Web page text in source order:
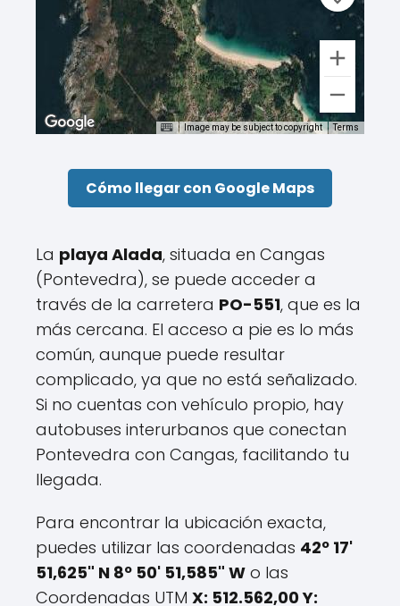
Image may be subject to copyright Terms
Cómo llegar con Google Maps
La playa Alada, situada en Cangas
(Pontevedra), se puede acceder a
través de la carretera PO-551, que es la
más cercana. El acceso a pie es lo más
común, aunque puede resultar
complicado, ya que no está señalizado.
Si no cuentas con vehículo propio, hay
autobuses interurbanos que conectan
Pontevedra con Cangas, facilitando tu
llegada.
Para encontrar la ubicación exacta,
puedes utilizar las coordenadas 42º 17'
51,625" N 8º 50' 51,585" W o las
Coordenadas UTM X: 512.562,00 Y: